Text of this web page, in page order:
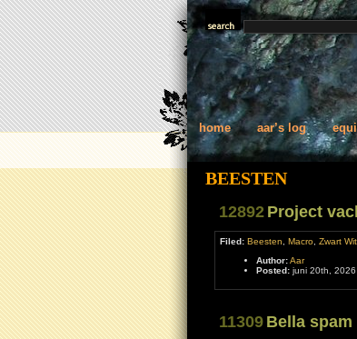
home aar’s log
BEESTEN
12892 Project
Filed: Beesten Macro, Zwart Wit
Author: Aar
Posted:juni 20th, 2026
11309 Bella spam